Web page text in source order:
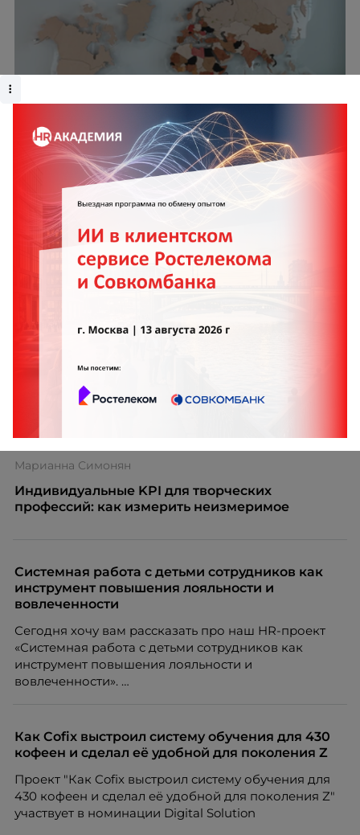
Как Neon HRM поддержала запуск «Школы
Мастеров» в группе компаний
«Нацпроектстрой»
Марианна Симонян
Индивидуальные KPI для творческих
профессий: как измерить неизмеримое
Системная работа с детьми сотрудников как
инструмент повышения лояльности и
вовлеченности
Сегодня хочу вам рассказать про наш HR-проект
«Системная работа с детьми сотрудников как
инструмент повышения лояльности и
вовлеченности».
Как Cofix выстроил систему обучения для 430
кофеен и сделал её удобной для поколения Z
Проект "Как Cofix выстроил систему обучения для
430 кофеен и сделал её удобной для поколения Z"
участвует в номинации Digital Solution